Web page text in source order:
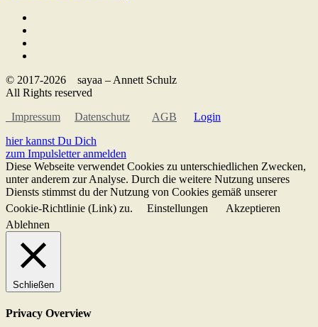
© 2017-2026 sayaa – Annett Schulz
All Rights reserved
Impressum
Datenschutz AGB
Login
hier kannst Du Dich
zum Impulsletter anmelden
Diese Webseite verwendet Cookies zu unterschiedlichen Zwecken,
unter anderem zur Analyse. Durch die weitere Nutzung unseres
Diensts stimmst du der Nutzung von Cookies gemäß unserer
Cookie-Richtlinie (Link) zu.
Einstellungen
Akzeptieren
Ablehnen
Schließen
Privacy Overview